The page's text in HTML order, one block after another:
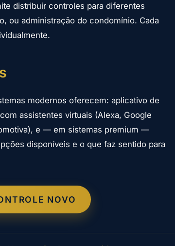
distribuir controles para diferentes
ou administração do condomínio. Cada
modernos oferecem: aplicativo de
assistentes virtuais (Alexa, Google
e — em sistemas premium —
disponíveis e o que faz sentido para
NOVO